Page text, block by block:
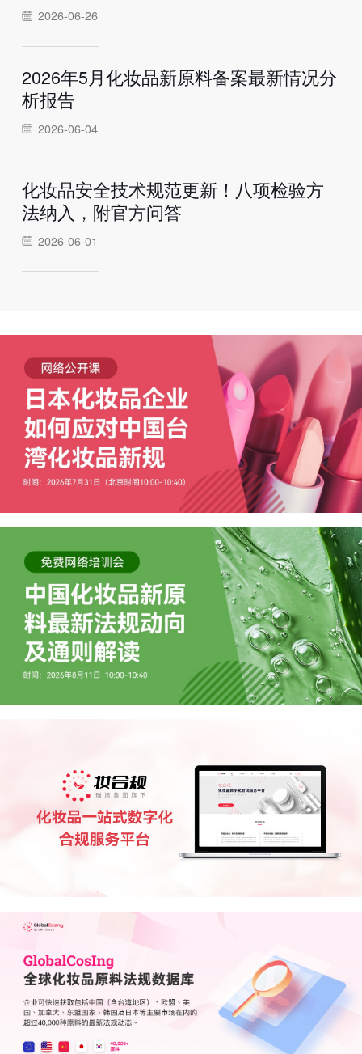
2026-06-26
2026年5月化妆品新原料备案最新情况分
析报告
2026-06-04
化妆品安全技术规范更新！八项检验方
法纳入，附官方问答
2026-06-01